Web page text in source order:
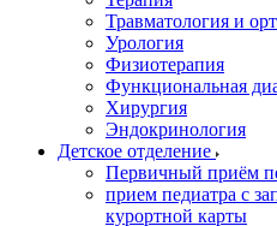
Травматология и
Урология
Физиотерапия
Функциональная
Хирургия
Эндокринология
Детское отделение
Первичный приём
прием педиатра с
курортной карты